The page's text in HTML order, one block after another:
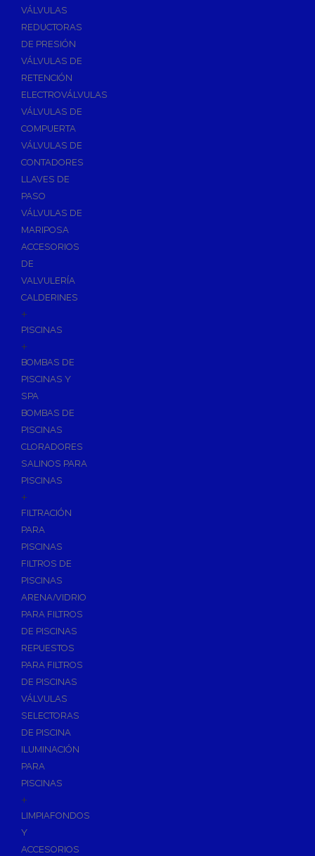
VÁLVULAS
REDUCTORAS
DE PRESIÓN
VÁLVULAS DE
RETENCIÓN
ELECTROVÁLVULAS
VÁLVULAS DE
COMPUERTA
VÁLVULAS DE
CONTADORES
LLAVES DE
PASO
VÁLVULAS DE
MARIPOSA
ACCESORIOS
DE
VALVULERÍA
CALDERINES
+
PISCINAS
+
BOMBAS DE
PISCINAS Y
SPA
BOMBAS DE
PISCINAS
CLORADORES
SALINOS PARA
PISCINAS
+
FILTRACIÓN
PARA
PISCINAS
FILTROS DE
PISCINAS
ARENA/VIDRIO
PARA FILTROS
DE PISCINAS
REPUESTOS
PARA FILTROS
DE PISCINAS
VÁLVULAS
SELECTORAS
DE PISCINA
ILUMINACIÓN
PARA
PISCINAS
+
LIMPIAFONDOS
Y
ACCESORIOS